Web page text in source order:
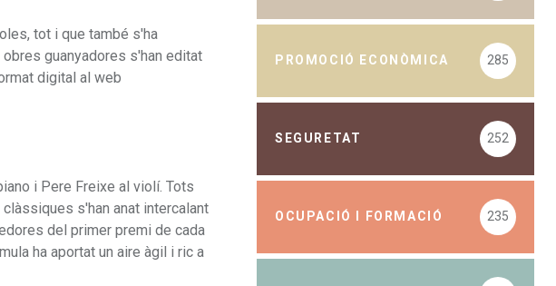
tot i que també s'ha
guanyadores s'han editat
digital al web
i Pere Freixe al violí. Tots
s'han anat intercalant
del primer premi de cada
ha aportat un aire àgil i ric a
PROMOCIÓ ECONÒMICA 285
SEGURETAT 252
OCUPACIÓ I FORMACIÓ 235